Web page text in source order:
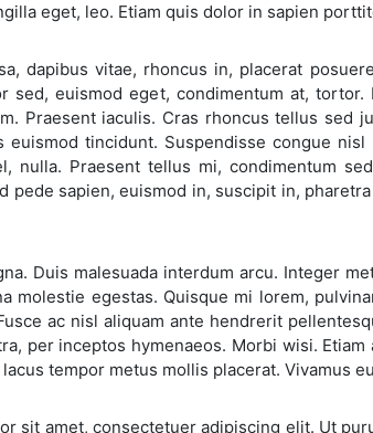
eget, leo. Etiam quis dolor in sapien
dapibus vitae, rhoncus in, placerat
sed, euismod eget, condimentum at,
Praesent iaculis. Cras rhoncus tellus sed
tincidunt. Suspendisse congue
nulla. Praesent tellus mi, condimentum
pede sapien, euismod in, suscipit in,
Duis malesuada interdum arcu. Integer
molestie egestas. Quisque mi lorem,
ac nisl aliquam ante hendrerit
per inceptos hymenaeos. Morbi wisi.
tempor metus mollis placerat. Vivamus
sit amet, consectetuer adipiscing elit. Ut